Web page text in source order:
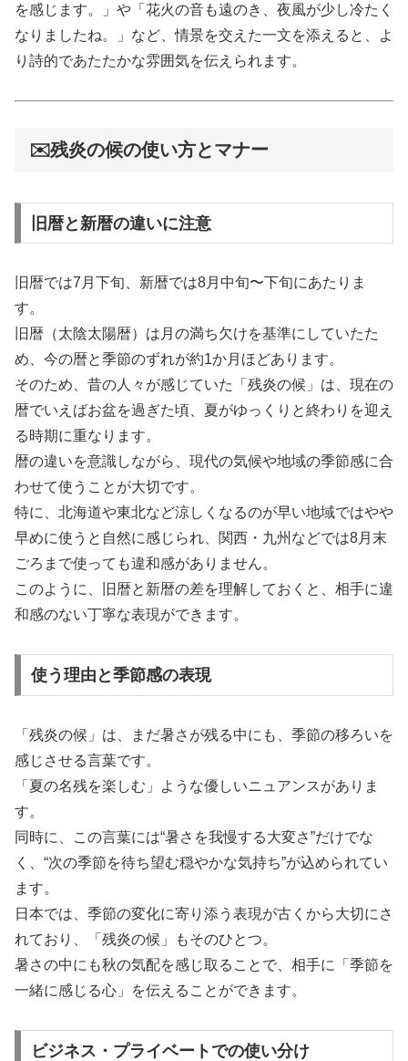
を感じます。」や「花火の音も遠のき、夜風が少し冷たく
なりましたね。」など、情景を交えた一文を添えると、よ
り詩的であたたかな雰囲気を伝えられます。
✉️残炎の候の使い方とマナー
旧暦と新暦の違いに注意
旧暦では7月下旬、新暦では8月中旬〜下旬にあたりま
す。
旧暦（太陰太陽暦）は月の満ち欠けを基準にしていたた
め、今の暦と季節のずれが約1か月ほどあります。
そのため、昔の人々が感じていた「残炎の候」は、現在の
暦でいえばお盆を過ぎた頃、夏がゆっくりと終わりを迎え
る時期に重なります。
暦の違いを意識しながら、現代の気候や地域の季節感に合
わせて使うことが大切です。
特に、北海道や東北など涼しくなるのが早い地域ではやや
早めに使うと自然に感じられ、関西・九州などでは8月末
ごろまで使っても違和感がありません。
このように、旧暦と新暦の差を理解しておくと、相手に違
和感のない丁寧な表現ができます。
使う理由と季節感の表現
「残炎の候」は、まだ暑さが残る中にも、季節の移ろいを
感じさせる言葉です。
「夏の名残を楽しむ」ような優しいニュアンスがありま
す。
同時に、この言葉には“暑さを我慢する大変さ”だけでな
く、“次の季節を待ち望む穏やかな気持ち”が込められてい
ます。
日本では、季節の変化に寄り添う表現が古くから大切にさ
れており、「残炎の候」もそのひとつ。
暑さの中にも秋の気配を感じ取ることで、相手に「季節を
一緒に感じる心」を伝えることができます。
ビジネス・プライベートでの使い分け